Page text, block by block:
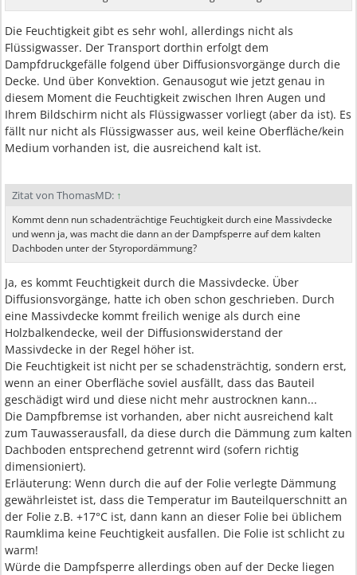
Die Feuchtigkeit gibt es sehr wohl, allerdings nicht als
Flüssigwasser. Der Transport dorthin erfolgt dem
Dampfdruckgefälle folgend über Diffusionsvorgänge durch die
Decke. Und über Konvektion. Genausogut wie jetzt genau in
diesem Moment die Feuchtigkeit zwischen Ihren Augen und
Ihrem Bildschirm nicht als Flüssigwasser vorliegt (aber da ist). Es
fällt nur nicht als Flüssigwasser aus, weil keine Oberfläche/kein
Medium vorhanden ist, die ausreichend kalt ist.
Zitat von ThomasMD: ↑
Kommt denn nun schadenträchtige Feuchtigkeit durch eine Massivdecke
und wenn ja, was macht die dann an der Dampfsperre auf dem kalten
Dachboden unter der Styropordämmung?
Ja, es kommt Feuchtigkeit durch die Massivdecke. Über
Diffusionsvorgänge, hatte ich oben schon geschrieben. Durch
eine Massivdecke kommt freilich wenige als durch eine
Holzbalkendecke, weil der Diffusionswiderstand der
Massivdecke in der Regel höher ist.
Die Feuchtigkeit ist nicht per se schadensträchtig, sondern erst,
wenn an einer Oberfläche soviel ausfällt, dass das Bauteil
geschädigt wird und diese nicht mehr austrocknen kann...
Die Dampfbremse ist vorhanden, aber nicht ausreichend kalt
zum Tauwasserausfall, da diese durch die Dämmung zum kalten
Dachboden entsprechend getrennt wird (sofern richtig
dimensioniert).
Erläuterung: Wenn durch die auf der Folie verlegte Dämmung
gewährleistet ist, dass die Temperatur im Bauteilquerschnitt an
der Folie z.B. +17°C ist, dann kann an dieser Folie bei üblichem
Raumklima keine Feuchtigkeit ausfallen. Die Folie ist schlicht zu
warm!
Würde die Dampfsperre allerdings oben auf der Decke liegen